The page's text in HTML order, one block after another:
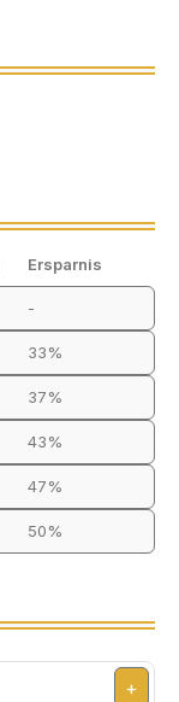
Ersparnis
-
33%
37%
43%
47%
50%
+